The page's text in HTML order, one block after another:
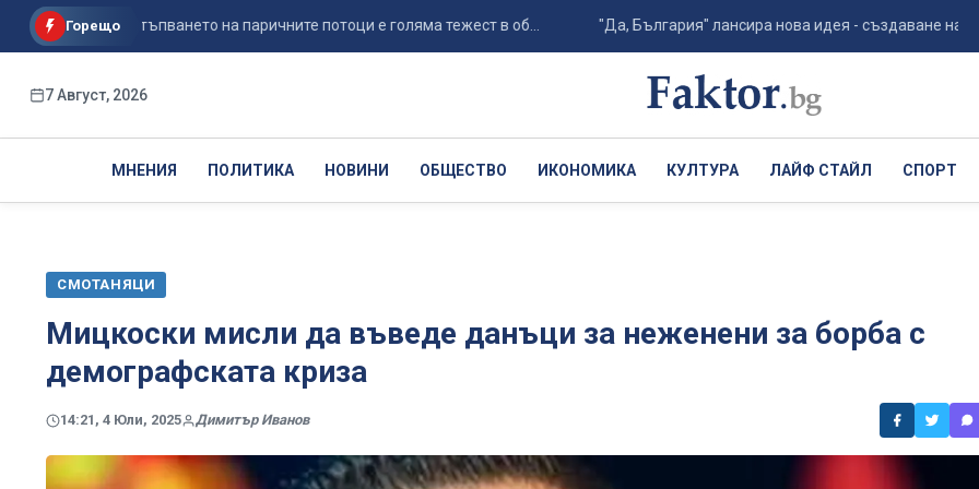
Горещо
Постъпването на паричните потоци е голяма тежест в об... "Да, България" лансира нова идея - създаване на агенция
7 Август, 2026
МНЕНИЯ ПОЛИТИКА НОВИНИ ОБЩЕСТВО ИКОНОМИКА КУЛТУРА ЛАЙФ СТАЙЛ СПОРТ
СМОТАНЯЦИ
Мицкоски мисли да въведе данъци за неженени за борба с
демографската криза
14:21, 4 Юли, 2025 Димитър Иванов